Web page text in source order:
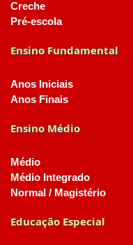
Creche
Pré-escola
Ensino Fundamental
Anos Iniciais
Anos Finais
Ensino Médio
Médio
Médio Integrado
Normal / Magistério
Educação Especial